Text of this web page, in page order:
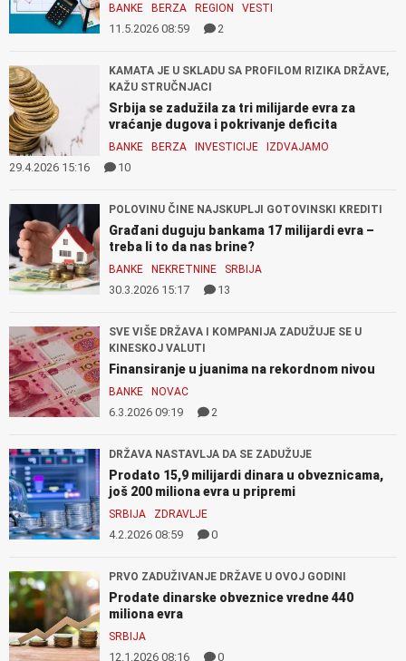
BANKE BERZA REGION VESTI
11.5.2026 08:59 2
KAMATA JE U SKLADU SA PROFILOM RIZIKA DRŽAVE,
KAŽU STRUČNJACI
Srbija se zadužila za tri milijarde evra za
vraćanje dugova i pokrivanje deficita
BANKE BERZA INVESTICIJE IZDVAJAMO
29.4.2026 15:16 10
POLOVINU ČINE NAJSKUPLJI GOTOVINSKI KREDITI
Građani duguju bankama 17 milijardi evra –
treba li to da nas brine?
BANKE NEKRETNINE SRBIJA
30.3.2026 15:17 13
SVE VIŠE DRŽAVA I KOMPANIJA ZADUŽUJE SE U
KINESKOJ VALUTI
Finansiranje u juanima na rekordnom nivou
BANKE NOVAC
6.3.2026 09:19 2
DRŽAVA NASTAVLJA DA SE ZADUŽUJE
Prodato 15,9 milijardi dinara u obveznicama,
još 200 miliona evra u pripremi
SRBIJA ZDRAVLJE
4.2.2026 08:59 0
PRVO ZADUŽIVANJE DRŽAVE U OVOJ GODINI
Prodate dinarske obveznice vredne 440
miliona evra
SRBIJA
12.1.2026 08:16 0